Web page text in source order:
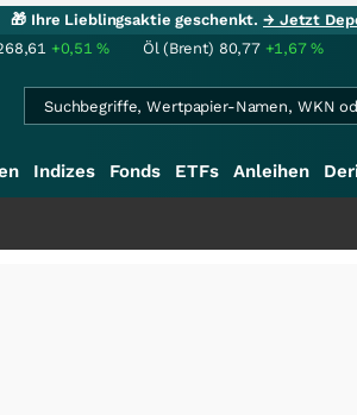
🎁 Ihre Lieblingsaktie geschenkt.→ Jetzt
+0,51% Öl (Brent) 80,77 +1,67%
Indizes Fonds ETFs Anleihen